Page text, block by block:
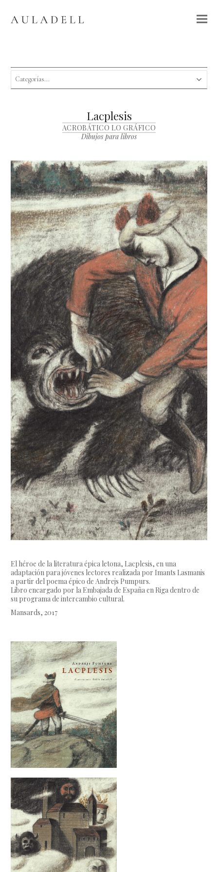
Lacplesis
ACROBÁTICO LO GRÁFICO
Dibujos para libros
El héroe de la literatura épica letona, Lacplesis, en una
adaptación para jóvenes lectores realizada por Imants Lasmanis
a partir del poema épico de Andrejs Pumpurs.
Libro encargado por la Embajada de España en Riga dentro de
su programa de intercambio cultural.
Mansards, 2017